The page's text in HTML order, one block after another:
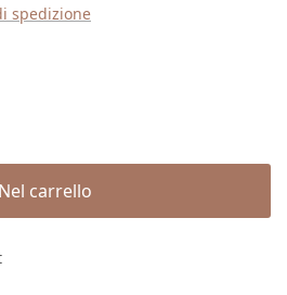
spedizione
inserisci la
Nel carrello